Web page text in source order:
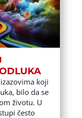
koji
bilo da se
životu. U
često